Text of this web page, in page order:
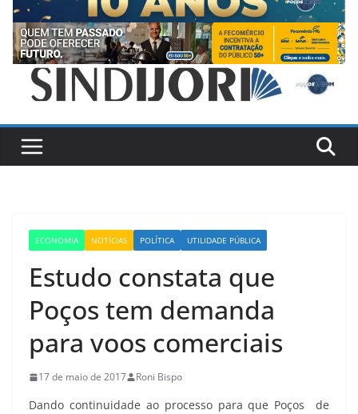
ECONOMIA NOTÍCIAS POLÍTICA UTILIDADE PÚBLICA
Estudo constata que
Poços tem demanda
para voos comerciais
17 de maio de 2017 Roni Bispo
Dando continuidade ao processo para que Poços de